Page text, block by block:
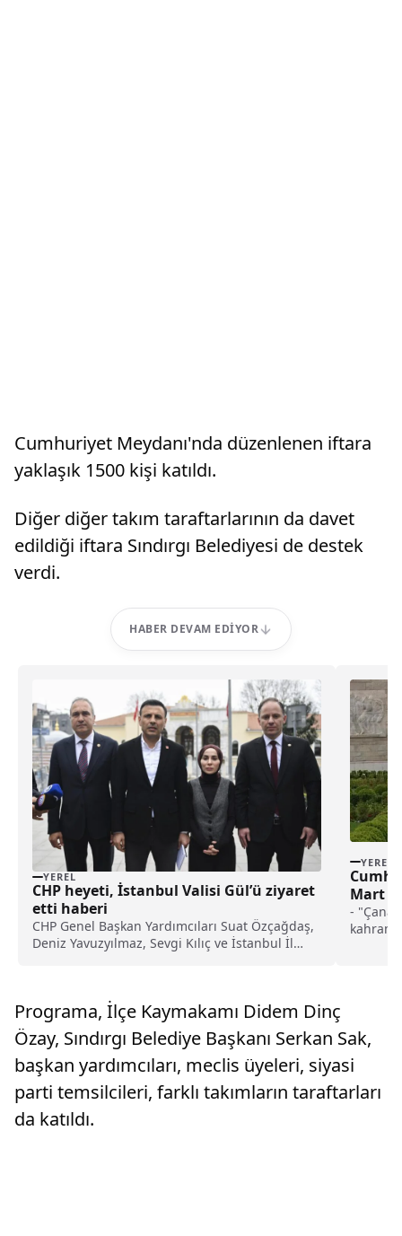
Cumhuriyet Meydanı'nda düzenlenen iftara
yaklaşık 1500 kişi katıldı.
Diğer diğer takım taraftarlarının da davet
edildiği iftara Sındırgı Belediyesi de destek
verdi.
HABER DEVAM EDIYOR
YEREL
CHP heyeti, İstanbul Valisi Gül’ü ziyaret
etti haberi
CHP Genel Başkan Yardımcıları Suat Özçağdaş,
Deniz Yavuzyılmaz, Sevgi Kılıç ve İstanbul İl
YEREL
Mart
-
ürünü
millilik
Programa, İlçe Kaymakamı Didem Dinç
Özay, Sındırgı Belediye Başkanı Serkan Sak,
başkan yardımcıları, meclis üyeleri, siyasi
parti temsilcileri, farklı takımların taraftarları
da katıldı.